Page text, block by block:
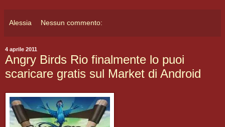
Alessia Nessun commento:
4 aprile 2011
Angry Birds Rio finalmente lo puoi
scaricare gratis sul Market di Android